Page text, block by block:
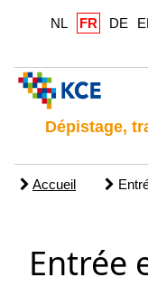
NL FR DE
Dépistage,
Accueil
Entrée